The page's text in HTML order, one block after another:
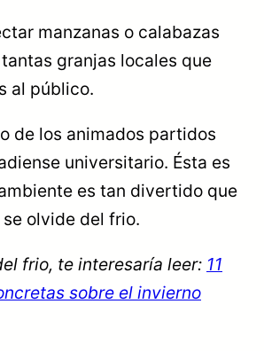
manzanas o calabazas
granjas locales que
al público.
de los animados partidos
universitario. Ésta es
es tan divertido que
olvide del frio.
frio, te interesaría leer: 11
sobre el invierno